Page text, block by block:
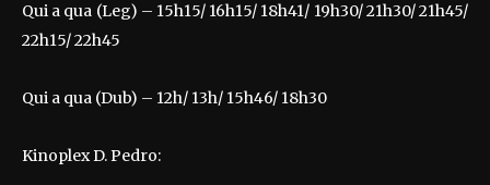
Qui a qua (Leg) – 15h15/ 16h15/ 18h41/ 19h30/ 21h30/ 21h45/
22h15/ 22h45
Qui a qua (Dub) – 12h/ 13h/ 15h46/ 18h30
Kinoplex D. Pedro: